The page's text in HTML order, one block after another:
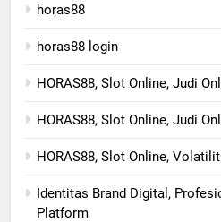
horas88
horas88 login
HORAS88, Slot Online, Judi
HORAS88, Slot Online, Judi
HORAS88, Slot Online,
Identitas Brand Digital,
Platform